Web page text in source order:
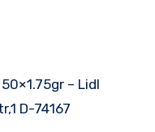
– Lidl
D-74167